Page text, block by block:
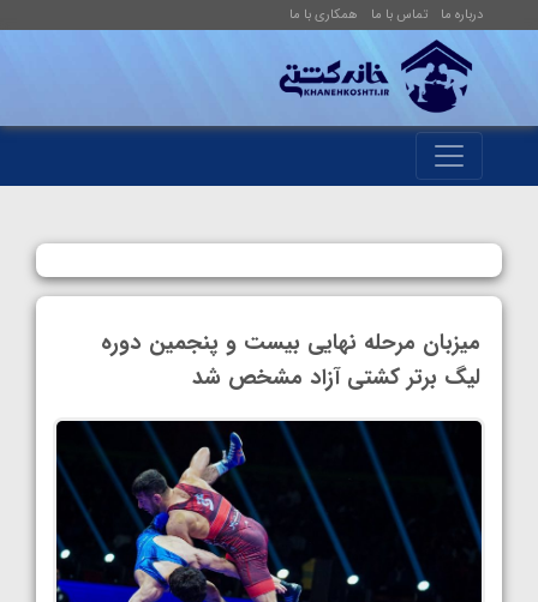
درباره ما تماس با ما همکاری با ما
میزبان مرحله نهایی بیست و پنجمین دوره
لیگ برتر کشتی آزاد مشخص شد